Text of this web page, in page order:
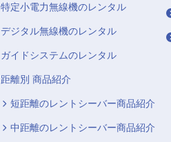
特定小電力無線機のレンタル
デジタル無線機のレンタル
ガイドシステムのレンタル
距離別 商品紹介
短距離のレントシーバー商品紹介
中距離のレントシーバー商品紹介